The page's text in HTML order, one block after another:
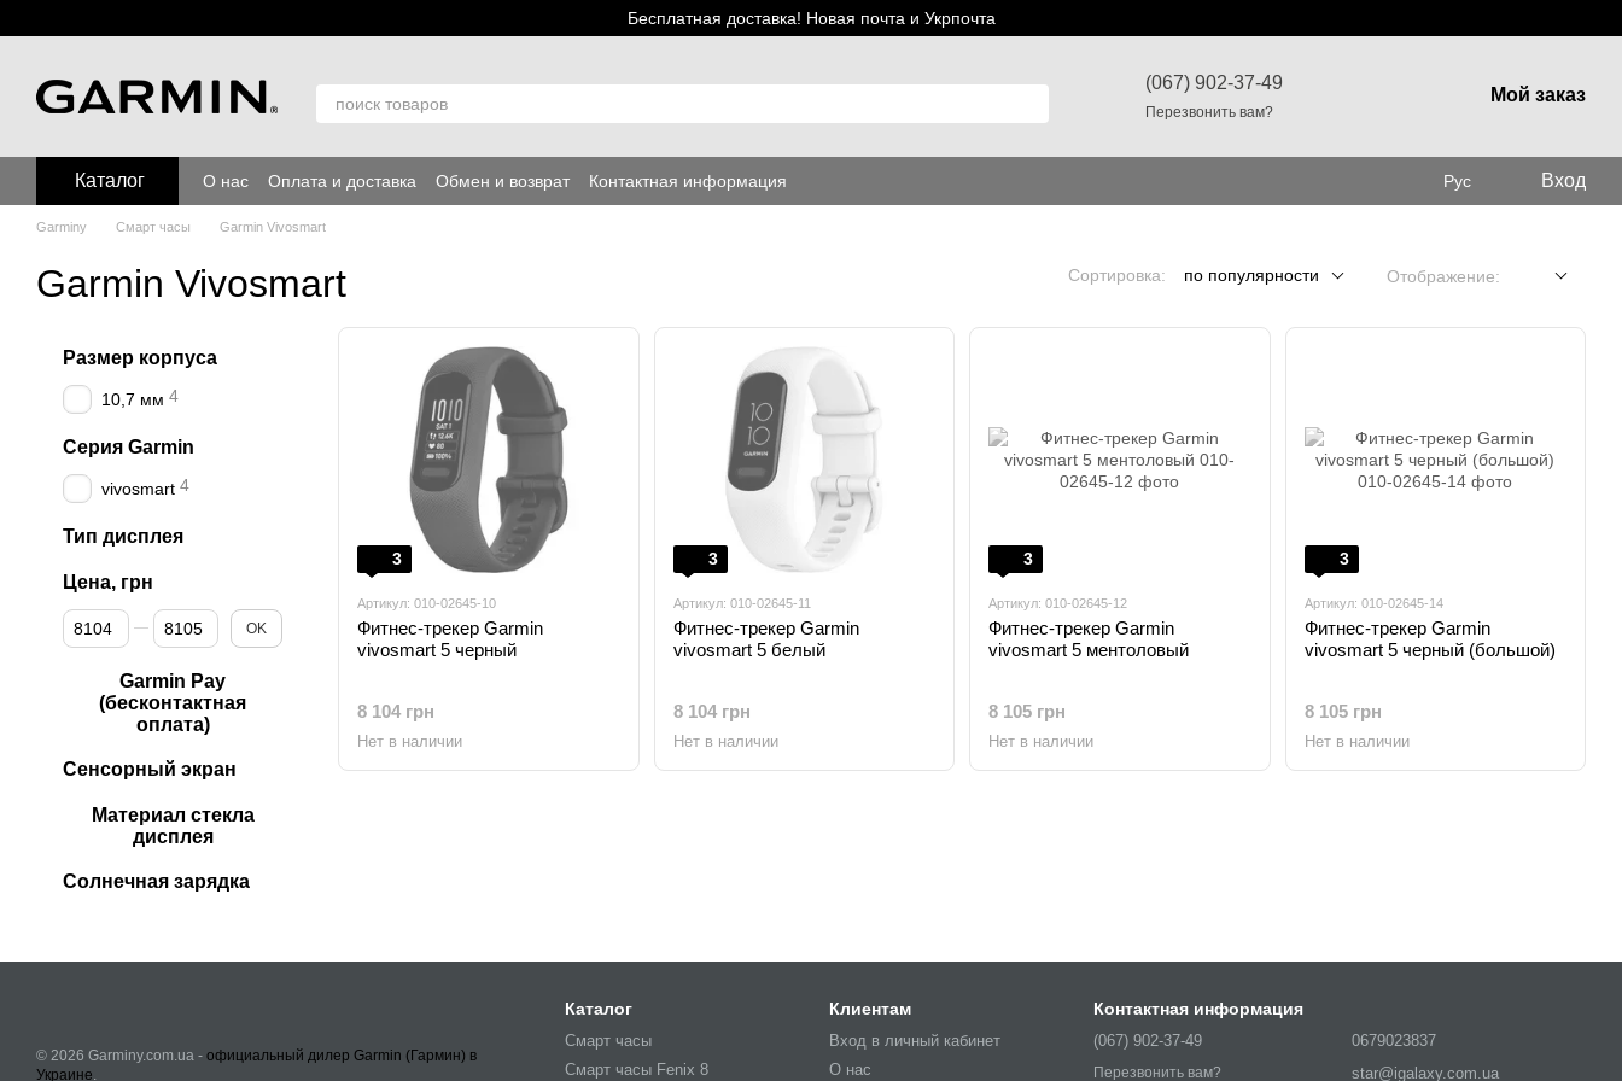
Бесплатная доставка! Новая почта и Укрпочта
(067) 902-37-49
Перезвонить вам?
Мой заказ
Каталог О нас Оплата и доставка Обмен и возврат Контактная информация Рус Вход
Garminy Смарт часы Garmin Vivosmart
Garmin Vivosmart Сортировка: по популярности Отображение:
3
Артикул: 010-02645-10
Фитнес-трекер Garmin
vivosmart 5 черный
8 104 грн
Нет в наличии
3
Артикул: 010-02645-11
Фитнес-трекер Garmin
vivosmart 5 белый
8 104 грн
Нет в наличии
3
Артикул: 010-02645-12
Фитнес-трекер Garmin
vivosmart 5 ментоловый
8 105 грн
Нет в наличии
3
Артикул: 010-02645-14
Фитнес-трекер Garmin
vivosmart 5 черный (большой)
8 105 грн
Нет в наличии
Размер корпуса
10,7 мм 4
Серия Garmin
vivosmart 4
Тип дисплея
Цена, грн
От Цена, грн
До Цена, грн OK
Garmin Pay
(бесконтактная
оплата)
Сенсорный экран
Материал стекла
дисплея
Солнечная зарядка
© 2026 Garminy.com.ua - официальный дилер Garmin (Гармин) в
Украине.
Каталог
Смарт часы
Смарт часы Fenix 8
Клиентам
Вход в личный кабинет
О нас
Контактная информация
(067) 902-37-49
Перезвонить вам?
0679023837
star@igalaxy.com.ua